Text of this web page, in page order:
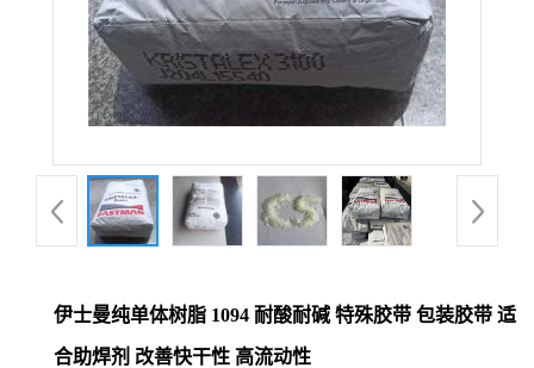
伊士曼纯单体树脂 1094 耐酸耐碱 特殊胶带 包装胶带 适
合助焊剂 改善快干性 高流动性